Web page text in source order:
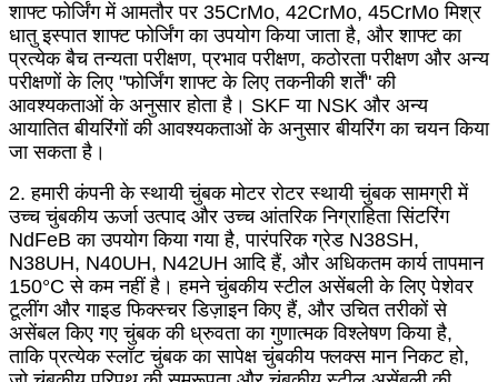
शाफ्ट फोर्जिंग में आमतौर पर 35CrMo, 42CrMo, 45CrMo मिश्र
धातु इस्पात शाफ्ट फोर्जिंग का उपयोग किया जाता है, और शाफ्ट का
प्रत्येक बैच तन्यता परीक्षण, प्रभाव परीक्षण, कठोरता परीक्षण और अन्य
परीक्षणों के लिए "फोर्जिंग शाफ्ट के लिए तकनीकी शर्तें" की
आवश्यकताओं के अनुसार होता है। SKF या NSK और अन्य
आयातित बीयरिंगों की आवश्यकताओं के अनुसार बीयरिंग का चयन किया
जा सकता है।
2. हमारी कंपनी के स्थायी चुंबक मोटर रोटर स्थायी चुंबक सामग्री में
उच्च चुंबकीय ऊर्जा उत्पाद और उच्च आंतरिक निग्राहिता सिंटरिंग
NdFeB का उपयोग किया गया है, पारंपरिक ग्रेड N38SH,
N38UH, N40UH, N42UH आदि हैं, और अधिकतम कार्य तापमान
150°C से कम नहीं है। हमने चुंबकीय स्टील असेंबली के लिए पेशेवर
टूलींग और गाइड फिक्स्चर डिज़ाइन किए हैं, और उचित तरीकों से
असेंबल किए गए चुंबक की ध्रुवता का गुणात्मक विश्लेषण किया है,
ताकि प्रत्येक स्लॉट चुंबक का सापेक्ष चुंबकीय फ्लक्स मान निकट हो,